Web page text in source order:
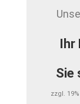
Ihr
Sie
zzgl.